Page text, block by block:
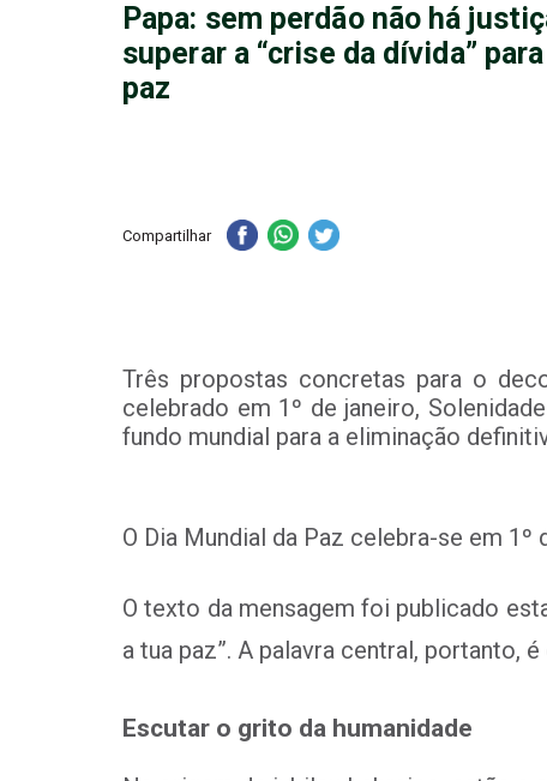
Papa: sem perdão não há
superar a “crise da dívida”
paz
Compartilhar
Três propostas concretas para o
celebrado em 1º de janeiro,
fundo mundial para a eliminação
O Dia Mundial da Paz celebra-se em
O texto da mensagem foi publicado
a tua paz”. A palavra central, portanto,
Escutar o grito da humanidade